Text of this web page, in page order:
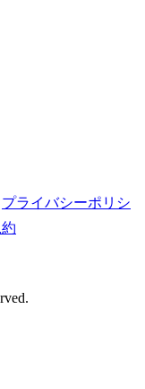
プライバシーポリシ